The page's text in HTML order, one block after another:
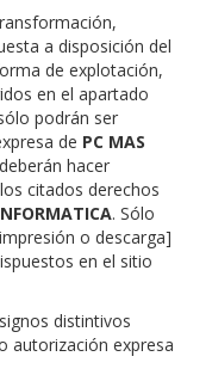
a disposición del
de explotación,
en el apartado
podrán ser
de PC MAS
hacer
citados derechos
. Sólo
o descarga]
en el sitio
distintivos
autorización expresa